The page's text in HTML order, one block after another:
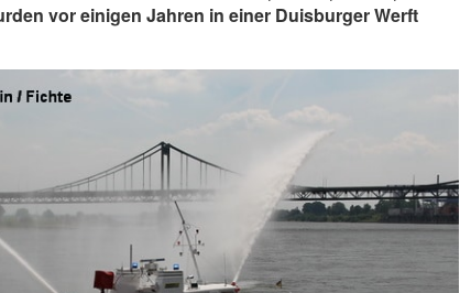
vor einigen Jahren in einer Duisburger Werft